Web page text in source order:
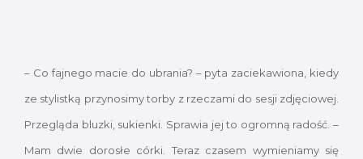
– Co fajnego macie do ubrania? – pyta zaciekawiona, kiedy
ze stylistką przynosimy torby z rzeczami do sesji zdjęciowej.
Przegląda bluzki, sukienki. Sprawia jej to ogromną radość. –
Mam dwie dorosłe córki. Teraz czasem wymieniamy się